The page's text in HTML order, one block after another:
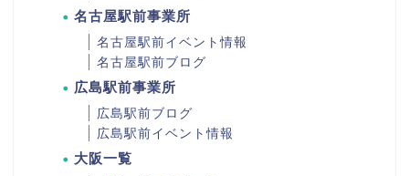
名古屋駅前事業所
名古屋駅前イベント情報
名古屋駅前ブログ
広島駅前事業所
広島駅前ブログ
広島駅前イベント情報
大阪一覧